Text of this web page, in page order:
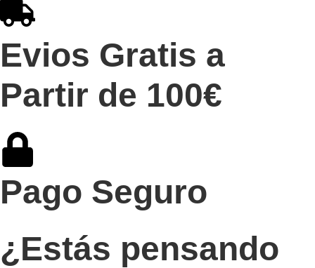
Evios Gratis a
Partir de 100€
Pago Seguro
¿Estás pensando